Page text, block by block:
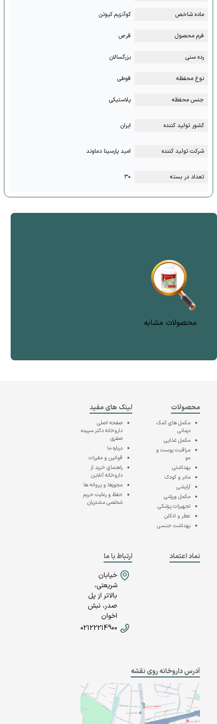
ماده شاخص کوآنزیم کیوتن
فرم محصول قرص
رده سنی بزرگسالان
نوع محفظه قوطی
جنس محفظه پلاستیکی
کشور تولید کننده ایران
شرکت تولید کننده امید پارسینا دماوند
تعداد در بسته ۳۰
محصولات مشابه
محصولات
مکمل های کمک
درمانی
مکمل غذایی
مراقبت پوست و
مو
بهداشتی
مادر و کودک
آرایشی
مکمل ورزشی
تجهیزات پزشکی
عطر و ادکلن
بهداشت جنسی
لینک های مفید
صفحه اصلی
داروخانه دکتر سپیده
صفری
درباره ما
قوانین و مقررات
راهنمای خرید از
داروخانه آنلاین
مجوزها و پروانه ها
حفظ و رعایت حریم
شخصی مشتریان
نماد اعتماد
ارتباط با ما
خیابان
شریعتی،
بالاتر از پل
صدر، نبش
اخوان
02122214900
آدرس داروخانه روی نقشه